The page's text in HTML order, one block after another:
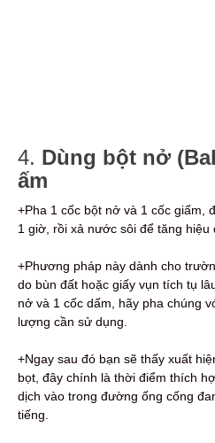
4. Dùng bột nở
ấm
+Pha 1 cốc bột nở và 1 cốc giấm,
1 giờ, rồi xả nước sôi để tăng hiệu
+Phương pháp này dành cho
do bùn đất hoặc giấy vụn tích tụ
nở và 1 cốc dấm, hãy pha chúng
lượng cần sử dụng.
+Ngay sau đó bạn sẽ thấy xuất
bọt, đây chính là thời điểm thích
dịch vào trong đường ống cống
tiếng.